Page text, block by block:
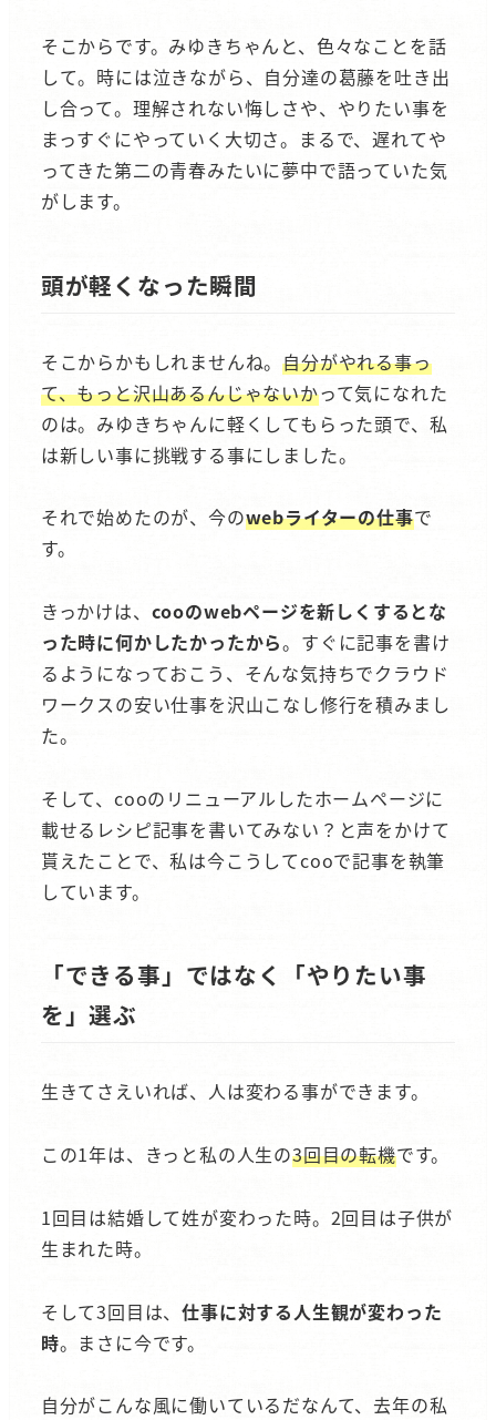
そこからです。みゆきちゃんと、色々なことを話
して。時には泣きながら、自分達の葛藤を吐き出
し合って。理解されない悔しさや、やりたい事を
まっすぐにやっていく大切さ。まるで、遅れてや
ってきた第二の青春みたいに夢中で語っていた気
がします。
頭が軽くなった瞬間
そこからかもしれませんね。自分がやれる事っ
て、もっと沢山あるんじゃないかって気になれた
のは。みゆきちゃんに軽くしてもらった頭で、私
は新しい事に挑戦する事にしました。
それで始めたのが、今のwebライターの仕事で
す。
きっかけは、 cooのwebページを新しくするとな
った時に何かしたかったから。すぐに記事を書け
るようになっておこう、そんな気持ちでクラウド
ワークスの安い仕事を沢山こなし修行を積みまし
た。
そして、cooのリニューアルしたホームページに
載せるレシピ記事を書いてみない？と声をかけて
貰えたことで、私は今こうしてcooで記事を執筆
しています。
「できる事」ではなく「やりたい事
を」選ぶ
生きてさえいれば、人は変わる事ができます。
この1年は、きっと私の人生の3回目の転機です。
1回目は結婚して姓が変わった時。2回目は子供が
生まれた時。
そして3回目は、仕事に対する人生観が変わった
時。まさに今です。
自分がこんな風に働いているだなんて、去年の私